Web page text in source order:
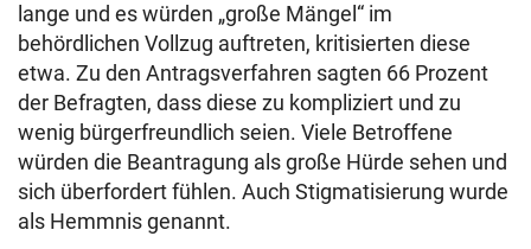
lange und es würden „große Mängel“ im
behördlichen Vollzug auftreten, kritisierten diese
etwa. Zu den Antragsverfahren sagten 66 Prozent
der Befragten, dass diese zu kompliziert und zu
wenig bürgerfreundlich seien. Viele Betroffene
würden die Beantragung als große Hürde sehen und
sich überfordert fühlen. Auch Stigmatisierung wurde
als Hemmnis genannt.